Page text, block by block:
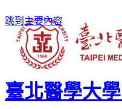
跳到主要內容
臺北醫學大